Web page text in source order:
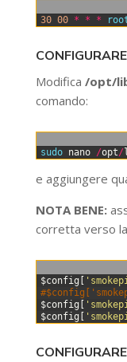
30 00 * * *
Modifica /opt/
comando:
sudo nano /opt/
e aggiungere
NOTA BENE:
corretta verso
$config [
$config [
$config [